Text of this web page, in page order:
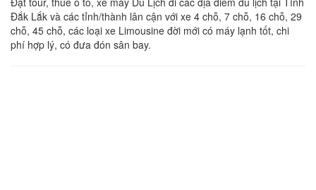
Đắk Lắk và các tỉnh/thành lân cận với xe 4 chỗ, 7 chỗ, 16 chỗ, 29
chỗ, 45 chỗ, các loại xe Limousine đời mới có máy lạnh tốt, chi
phí hợp lý, có đưa đón sân bay.